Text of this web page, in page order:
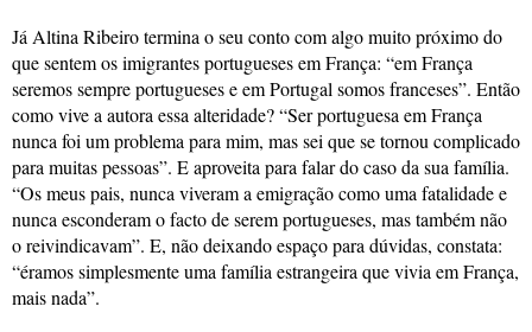
Já Altina Ribeiro termina o seu conto com algo muito próximo do
que sentem os imigrantes portugueses em França: “em França
seremos sempre portugueses e em Portugal somos franceses”. Então
como vive a autora essa alteridade? “Ser portuguesa em França
nunca foi um problema para mim, mas sei que se tornou complicado
para muitas pessoas”. E aproveita para falar do caso da sua família.
“Os meus pais, nunca viveram a emigração como uma fatalidade e
nunca esconderam o facto de serem portugueses, mas também não
o reivindicavam”. E, não deixando espaço para dúvidas, constata:
“éramos simplesmente uma família estrangeira que vivia em França,
mais nada”.